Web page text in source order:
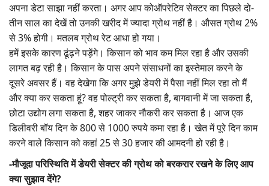
अपना डेटा साझा नहीं करता। अगर आप कोऑपरेटिव सेक्टर का पिछले दो-
तीन साल का देखें तो उनकी खरीद में ज्यादा ग्रोथ नहीं है। औसत ग्रोथ 2%
से 3% होगी। मतलब ग्रोथ रेट आधा हो गया।
हमें इसके कारण ढूंढ़ने पड़ेंगे। किसान को भाव कम मिल रहा है और उसकी
लागत बढ़ रही है। किसान के पास अपने संसाधनों का इस्तेमाल करने के
दूसरे अवसर हैं। वह देखेगा कि अगर मुझे डेयरी में पैसा नहीं मिल रहा तो मैं
और क्या कर सकता हूं? वह पोल्ट्री कर सकता है, बागवानी में जा सकता है,
छोटा उद्योग लगा सकता है, शहर जाकर नौकरी कर सकता है। आज एक
डिलीवरी बॉय दिन के 800 से 1000 रुपये कमा रहा है। खेत में पूरे दिन काम
करने वाले किसान को कहां 25 से 30 हजार की आमदनी हो रही है।
-मौजूदा परिस्थिति में डेयरी सेक्टर की ग्रोथ को बरकरार रखने के लिए आप
क्या सुझाव देंगे?